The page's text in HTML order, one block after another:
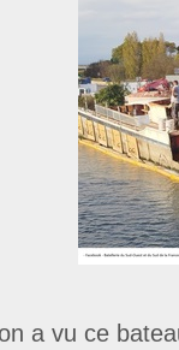
a vu ce